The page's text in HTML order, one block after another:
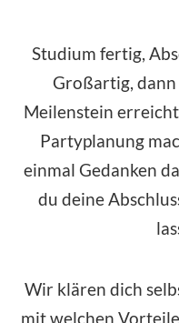
Studium fertig,
Großartig,
Meilenstein
Partyplanung
einmal Gedanken
du deine
Wir klären dich
mit welchen